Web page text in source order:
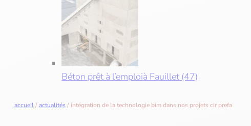
Béton prêt à l’emploià Fauillet (47)
accueil/actualités/ intégration de la technologie bim dans nos projets cir prefa